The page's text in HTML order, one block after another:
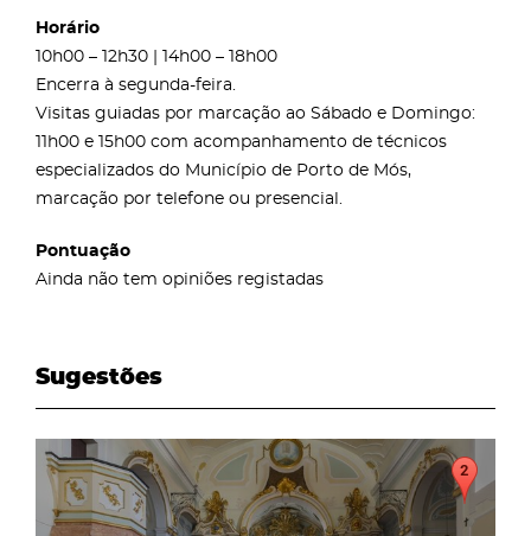
Horário
10h00 – 12h30 | 14h00 – 18h00
Encerra à segunda-feira.
Visitas guiadas por marcação ao Sábado e Domingo:
11h00 e 15h00 com acompanhamento de técnicos
especializados do Município de Porto de Mós,
marcação por telefone ou presencial.
Pontuação
Ainda não tem opiniões registadas
Sugestões
page